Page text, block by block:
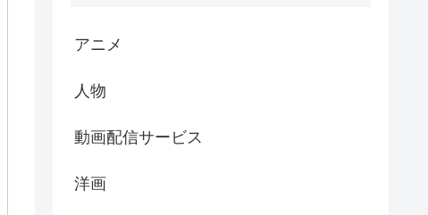
アニメ
人物
動画配信サービス
洋画